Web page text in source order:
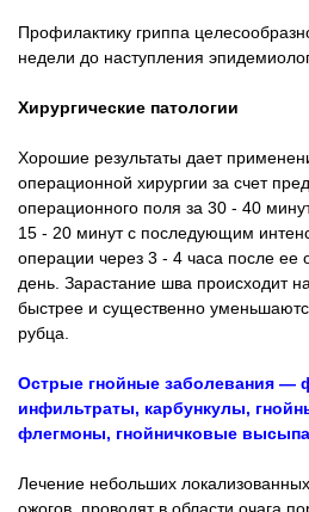
Профилактику гриппа
недели до наступления
Хирургические патологии
Хорошие результаты дает
операционной хирургии за счет
операционного поля за 30 - 40
15 - 20 минут с последующим
операции через 3 - 4 часа после ее
день. Зарастание шва происходит
быстрее и существенно
рубца.
Острые гнойные заболевания —
инфильтраты, карбункулы,
флегмоны, гнойничковые
Лечение небольших